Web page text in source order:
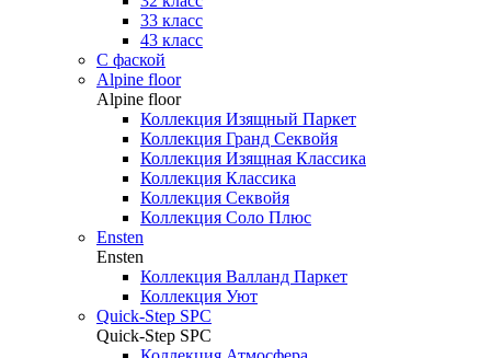
33 класс
43 класс
С фаской
Alpine floor
Alpine floor
Коллекция Изящный Паркет
Коллекция Гранд Секвойя
Коллекция Изящная Классика
Коллекция Классика
Коллекция Секвойя
Коллекция Соло Плюс
Ensten
Ensten
Коллекция Валланд Паркет
Коллекция Уют
Quick-Step SPC
Quick-Step SPC